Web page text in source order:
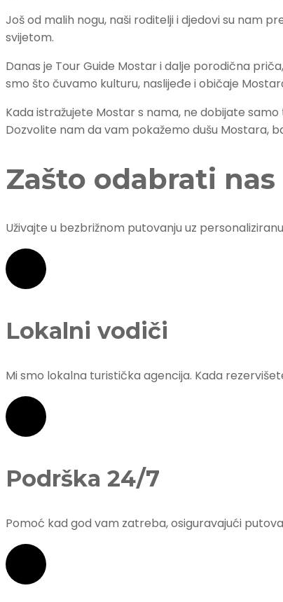
Još od malih nogu, naši roditelji i djedovi su nam
svijetom.
Danas je Tour Guide Mostar i dalje porodična
smo što čuvamo kulturu, naslijeđe i običaje
Kada istražujete Mostar s nama, ne dobijate
Dozvolite nam da vam pokažemo dušu Mostara,
Zašto odabrati nas
Uživajte u bezbrižnom putovanju uz
Lokalni vodiči
Mi smo lokalna turistička agencija. Kada
Podrška 24/7
Pomoć kad god vam zatreba, osiguravajući